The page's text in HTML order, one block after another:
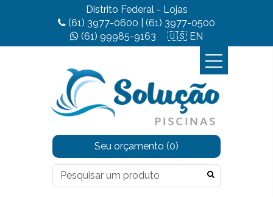
Distrito Federal - Lojas
(61) 3977-0600
(61) 3977-0500
(61) 99985-9163
🇺🇸 EN
Seu orçamento (0)